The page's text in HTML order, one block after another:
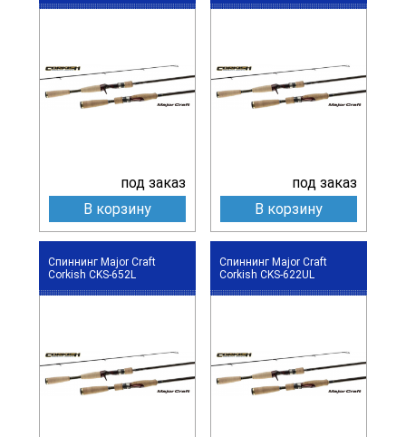
под заказ
В корзину
под заказ
В корзину
Спиннинг Major Craft
Corkish CKS-652L
Спиннинг Major Craft
Corkish CKS-622UL